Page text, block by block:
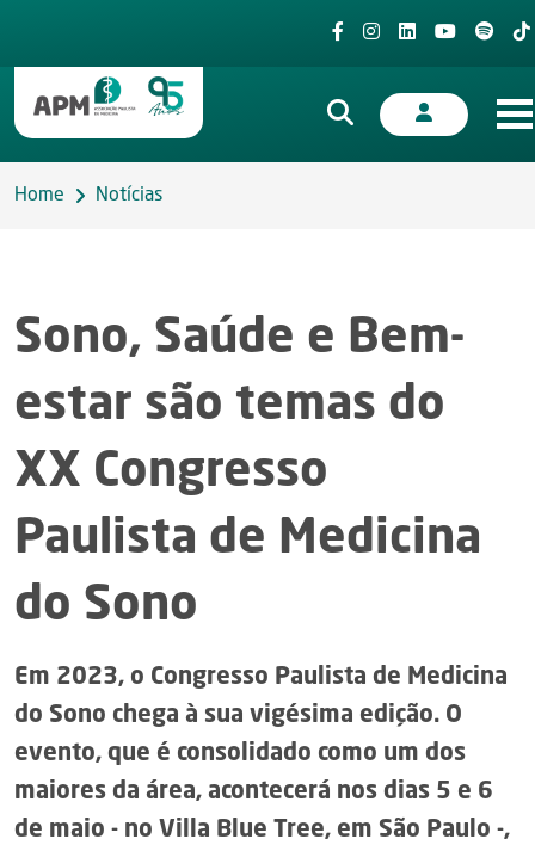
Home Notícias
Sono, Saúde e Bem-
estar são temas do
XX Congresso
Paulista de Medicina
do Sono
Em 2023, o Congresso Paulista de Medicina
do Sono chega à sua vigésima edição. O
evento, que é consolidado como um dos
maiores da área, acontecerá nos dias 5 e 6
de maio - no Villa Blue Tree, em São Paulo -,